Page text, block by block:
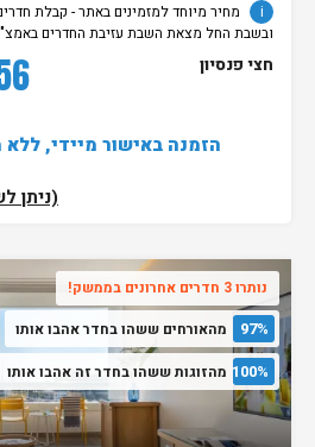
i
לספא היא למבוגרים בלבד. מדיניות שונה
חצי פנסיון
הזמנה באישור מיידי,
(ניתן
97% מהאורחים ששהו בחדר אהבו אותו
100% מהזוגות ששהו בחדר זה אהבו אותו
נותרו 3 חדרים אחרונים בממשק!